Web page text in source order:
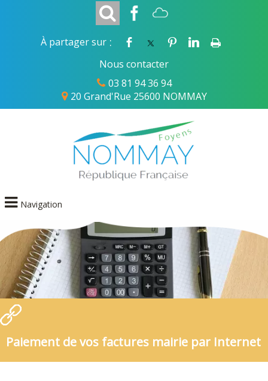
20 Grand'Rue 25600 NOMMAY
03 81 94 36 94
Nous contacter
À partager sur :
Navigation
Paiement de vos factures mairie par Internet